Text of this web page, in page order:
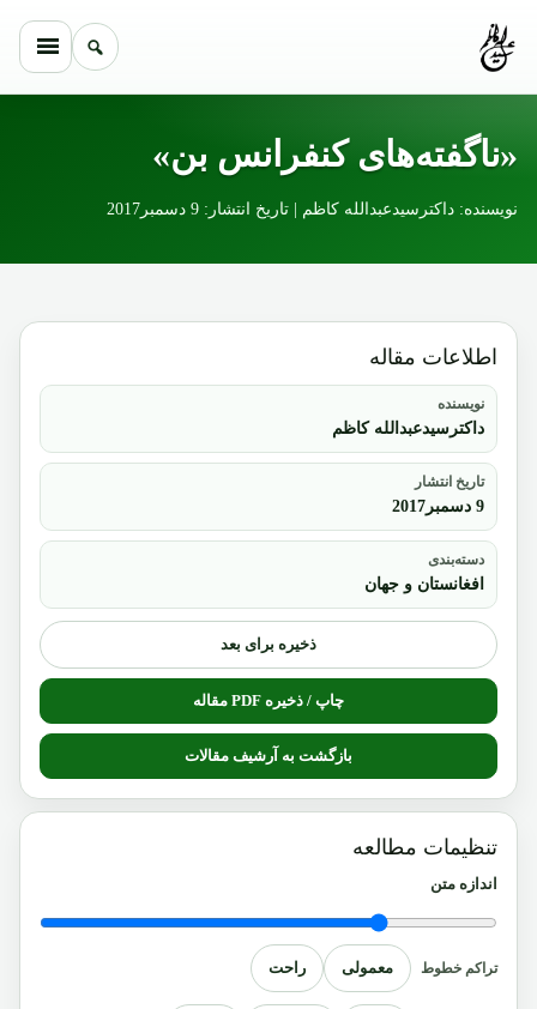
«ناگفته‌های کنفرانس بن»
نویسنده: داکترسیدعبدالله کاظم | تاریخ انتشار: 9 دسمبر2017
اطلاعات مقاله
نویسنده
داکترسیدعبدالله کاظم
تاریخ انتشار
9 دسمبر2017
دسته‌بندی
افغانستان و جهان
ذخیره برای بعد
چاپ / ذخیره PDF مقاله
بازگشت به آرشیف مقالات
تنظیمات مطالعه
اندازه متن
تراکم خطوط معمولی راحت